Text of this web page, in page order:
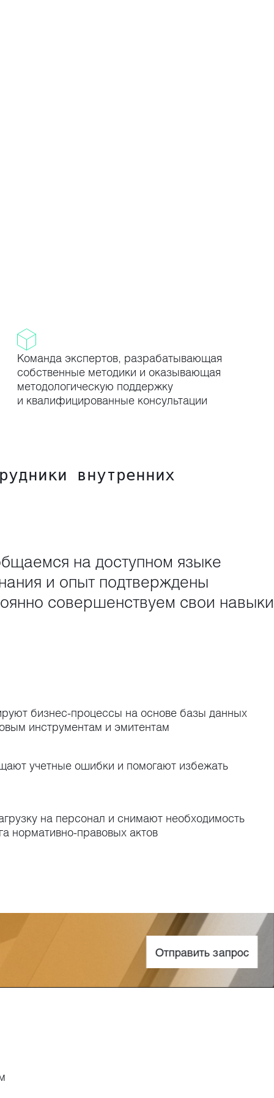
Команда экспертов, разрабатывающая
собственные методики и оказывающая
методологическую поддержку
и квалифицированные консультации
внутренних
на доступном языке
и опыт подтверждены
совершенствуем свои навыки
бизнес-процессы на основе базы данных
инструментам и эмитентам
учетные ошибки и помогают избежать
на персонал и снимают необходимость
нормативно-правовых актов
Отправить запрос